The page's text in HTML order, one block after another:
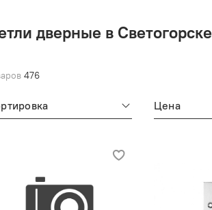
дверные в Светогорске
476
Цена